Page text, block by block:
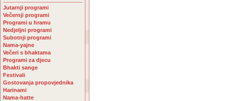
Jutarnji programi
Večernji programi
Programi u hramu
Nedjeljni programi
Subotnji programi
Nama-yajne
Večeri s bhaktama
Programi za djecu
Bhakti sange
Festivali
Gostovanja propovjednika
Harinami
Nama-hatte